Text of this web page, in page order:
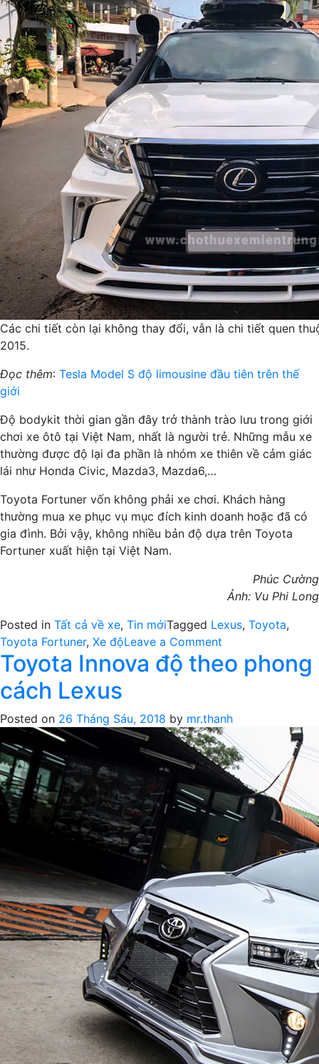
Các chi tiết còn lại không thay đổi, vẫn là chi tiết quen
2015.
Đọc thêm: Tesla Model S độ limousine đầu tiên trên thế
giới
Độ bodykit thời gian gần đây trở thành trào lưu trong giới
chơi xe ôtô tại Việt Nam, nhất là người trẻ. Những mẫu xe
thường được độ lại đa phần là nhóm xe thiên về cảm giác
lái như Honda Civic, Mazda3, Mazda6,…
Toyota Fortuner vốn không phải xe chơi. Khách hàng
thường mua xe phục vụ mục đích kinh doanh hoặc đã có
gia đình. Bởi vậy, không nhiều bản độ dựa trên Toyota
Fortuner xuất hiện tại Việt Nam.
Phúc Cường
Ảnh: Vu Phi Long
Posted in Tất cả về xe, Tin mớiTagged Lexus, Toyota,
Toyota Fortuner, Xe độLeave a Comment
Toyota
Fortuner
cách
Lexus
Toyota Innova độ theo phong
cách Lexus
Posted on 26 Tháng Sáu, 2018 by mr.thanh